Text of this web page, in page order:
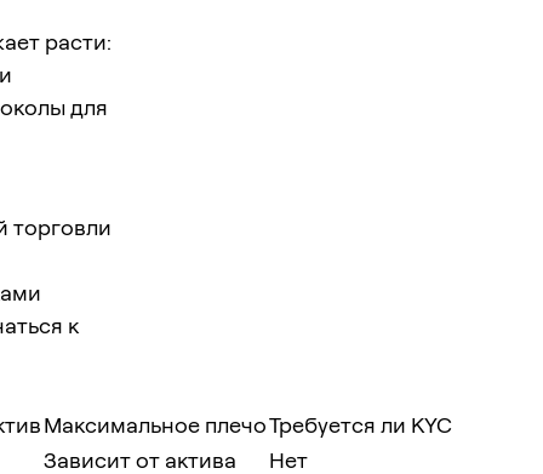
расти:
для
торговли
к
Максимальное плечоТребуется ли KYC
Зависит от актива
Нет